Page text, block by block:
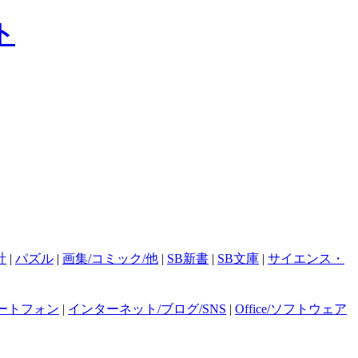
| パズル | 画集/コミック/他 | SB新書 | SB文庫 | サイエンス・
トフォン | インターネット/ブログ/SNS | Office/ソフトウェア